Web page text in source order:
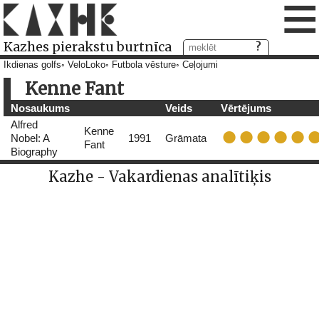
Kazhes pierakstu burtnīca ≡
Ikdienas golfs VeloLoko Futbola vēsture Ceļojumi
Kenne Fant
Nosaukums Veids
Vērtējums
Alfred
Nobel: A
Biography
Kenne
Fant
1991 Grāmata
Kazhe - Vakardienas analītiķis